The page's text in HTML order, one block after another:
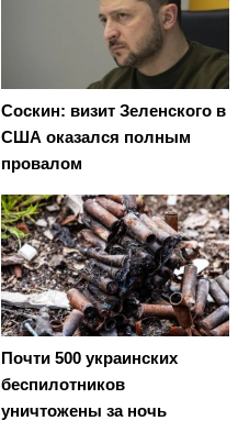
Соскин: визит Зеленского в
США оказался полным
провалом
Почти 500 украинских
беспилотников
уничтожены за ночь